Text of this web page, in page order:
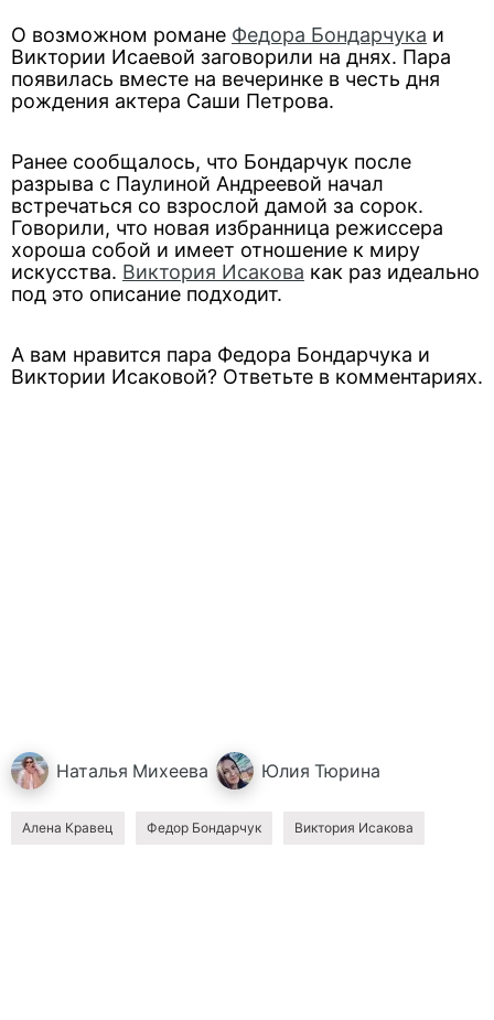
О возможном романе Федора Бондарчука и
Виктории Исаевой заговорили на днях. Пара
появилась вместе на вечеринке в честь дня
рождения актера Саши Петрова.
Ранее сообщалось, что Бондарчук после
разрыва с Паулиной Андреевой начал
встречаться со взрослой дамой за сорок.
Говорили, что новая избранница режиссера
хороша собой и имеет отношение к миру
искусства. Виктория Исакова как раз идеально
под это описание подходит.
А вам нравится пара Федора Бондарчука и
Виктории Исаковой? Ответьте в комментариях.
Наталья Михеева Юлия Тюрина
Алена Кравец Федор Бондарчук Виктория Исакова